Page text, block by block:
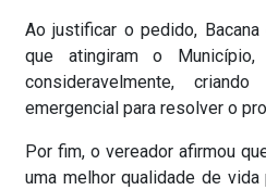
Ao justificar o pedido,
que atingiram o
consideravelmente,
emergencial para resolver o
Por fim, o vereador afirmou
uma melhor qualidade de